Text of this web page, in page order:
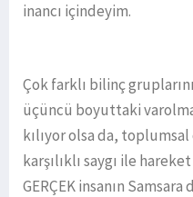
inancı içindeyim.
Çok farklı bilinç
üçüncü boyuttaki
kılıyor olsa da,
karşılıklı saygı ile
GERÇEK insanın